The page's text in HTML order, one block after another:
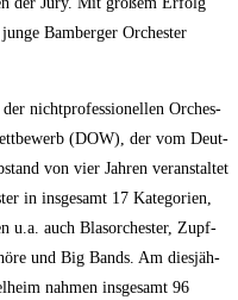
Bam­ber­ger Orches­ter
nicht­pro­fes­sio­nel­len Orches­
(DOW), der vom Deut­
von vier Jah­ren ver­an­stal­tet
in ins­ge­samt 17 Kate­go­rien,
u.a. auch Blas­or­ches­ter, Zupf­
und Big Bands. Am dies­jäh­
nah­men ins­ge­samt 96